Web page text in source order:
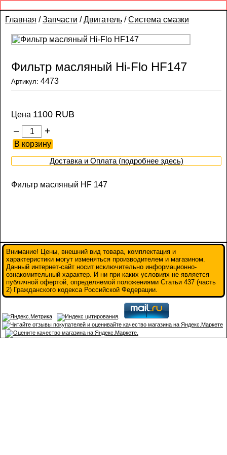
Главная /Запчасти /Двигатель/Система смазки
Фильтр масляный Hi-Flo HF147
Артикул: 4473
Цена 1100 RUB
– +
Доставка и Оплата (подробнее здесь)
Фильтр масляный HF 147
Внимание! Цены, внешний вид товара, комплектация и
характеристики могут изменяться производителем и магазином.
Данный интернет-сайт носит исключительно информационно-
ознакомительный характер. И ни при каких условиях не является
публичной офертой, определяемой положениями Статьи 437 (часть
2) Гражданского кодекса Российской Федерации.